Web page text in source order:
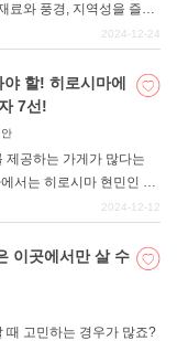
료와 풍경, 지역성을 즐길
노에키를 소개합니다. 에
2024-12-24
할! 히로시마에
7선!
제공하는 가게가 많다는
서는 히로시마 현민인 필
피자를 즐길 수 있는 가게
보시기 바랍니다.
2024-12-12
이곳에서만 살 수
때 고민하는 경우가 많죠?